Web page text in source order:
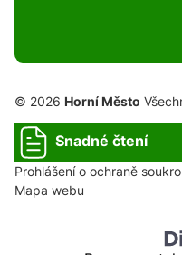
© 2026 Horní Město
Snadné čtení
Prohlášení o ochraně
Mapa webu